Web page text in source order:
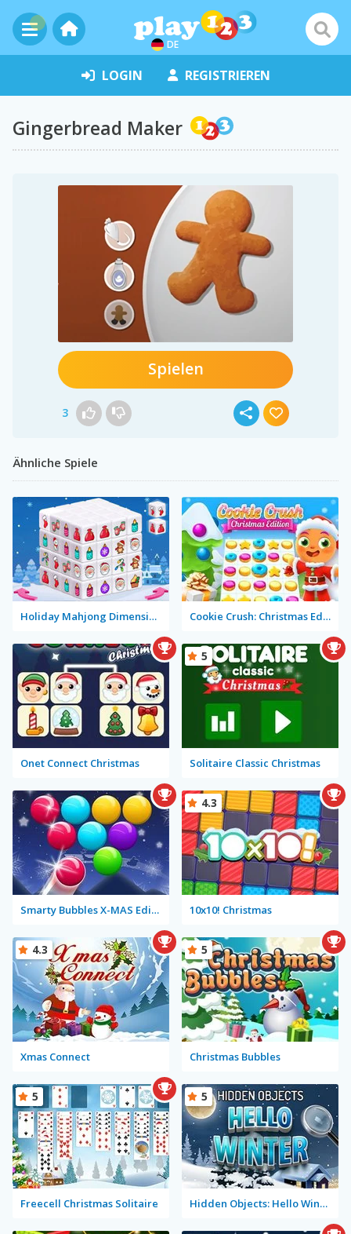
DE
LOGIN REGISTRIEREN
Gingerbread Maker
Spielen
3
Ähnliche Spiele
Holiday Mahjong Dimensions Cookie Crush: Christmas Edition
Onet Connect Christmas Solitaire Classic Christmas
5
Smarty Bubbles X-MAS Edition 10x10! Christmas
4.3
Xmas Connect
4.3
Christmas Bubbles
5
Freecell Christmas Solitaire
5
Hidden Objects: Hello Winter
5